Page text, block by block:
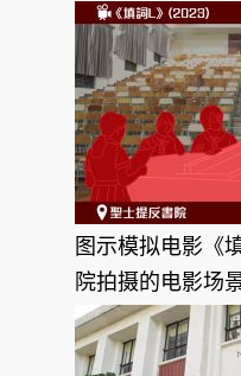
图示模拟电影《
院拍摄的电影场景